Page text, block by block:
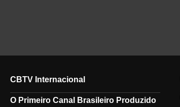
CBTV Internacional
O Primeiro Canal Brasileiro Produzido